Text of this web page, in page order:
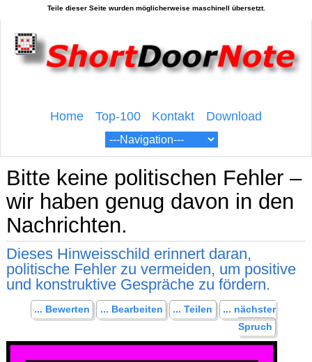
Home Top-100 Kontakt Download
Bitte keine politischen Fehler –
wir haben genug davon in den
Nachrichten.
Dieses Hinweisschild erinnert daran,
politische Fehler zu vermeiden, um positive
und konstruktive Gespräche zu fördern.
... Bewerten ... Bearbeiten ... Teilen
... nächster
Spruch